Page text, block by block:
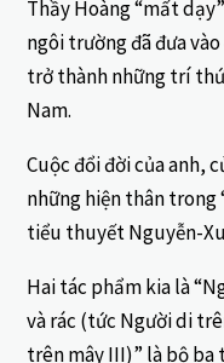
Thầy Hoàng “mất
ngôi trường đã đưa
trở thành những trí
Nam.
Cuộc đổi đời của anh,
những hiện thân trong
tiểu thuyết Nguyễn-
Hai tác phẩm kia là
và rác (tức Người di
trên mây III)” là bộ